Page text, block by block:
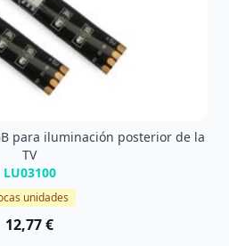
para iluminación posterior de la
TV
LU03100
unidades
12,77 €